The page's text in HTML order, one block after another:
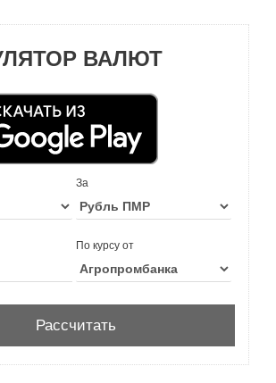
ВАЛЮТ
За
По курсу от